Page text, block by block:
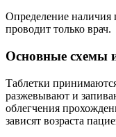
Определение наличия
проводит только врач.
Основные схемы
Таблетки
разжевывают и
облегчения
зависят возраста